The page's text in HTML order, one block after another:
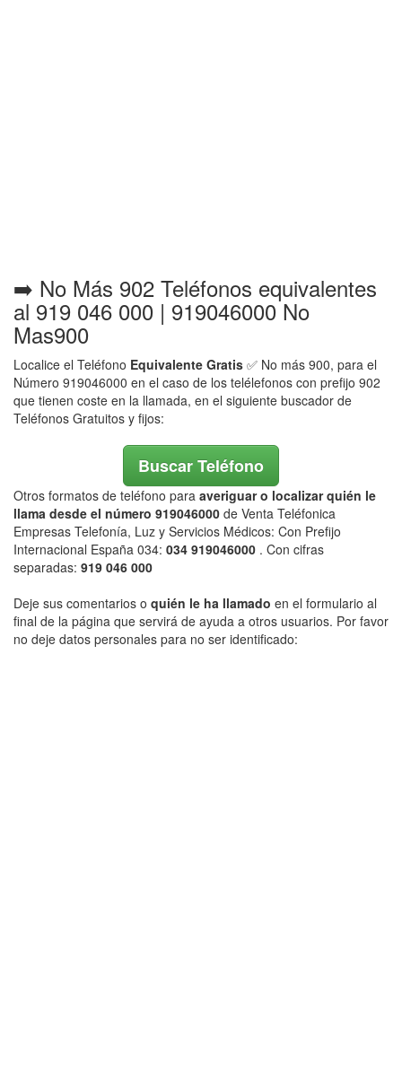
➡️ No Más 902 Teléfonos equivalentes
al 919 046 000 | 919046000 No
Mas900
Localice el Teléfono Equivalente Gratis ✅ No más 900, para el
Número 919046000 en el caso de los telélefonos con prefijo 902
que tienen coste en la llamada, en el siguiente buscador de
Teléfonos Gratuitos y fijos:
Buscar Teléfono
Otros formatos de teléfono para averiguar o localizar quién le
llama desde el número 919046000 de Venta Teléfonica
Empresas Telefonía, Luz y Servicios Médicos: Con Prefijo
Internacional España 034: 034 919046000 . Con cifras
separadas: 919 046 000
Deje sus comentarios o quién le ha llamado en el formulario al
final de la página que servirá de ayuda a otros usuarios. Por favor
no deje datos personales para no ser identificado: